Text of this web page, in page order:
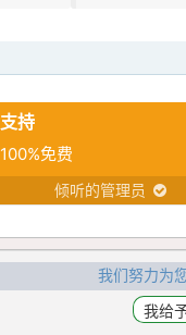
支持
100%免费
倾听的管理员
我们努力为